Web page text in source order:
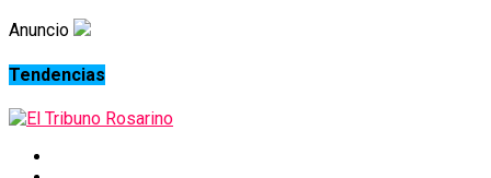
Anuncio
Tendencias